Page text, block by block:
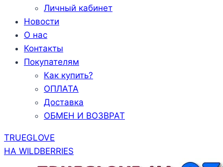
Личный кабинет
Новости
О нас
Контакты
Покупателям
Как купить?
ОПЛАТА
Доставка
ОБМЕН И ВОЗВРАТ
TRUEGLOVE
НА WILDBERRIES